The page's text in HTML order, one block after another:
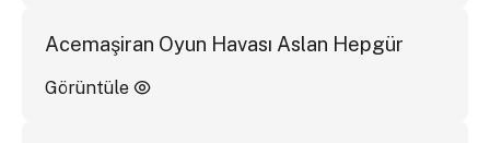
Acemaşiran Oyun Havası Aslan Hepgür
Görüntüle